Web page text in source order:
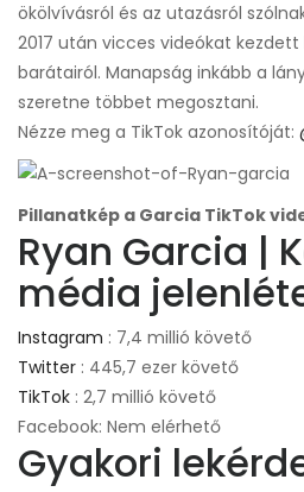
ökölvívásról és az utazásról
2017 után vicces videókat
barátairól. Manapság inkább a
szeretne többet megosztani.
Nézze meg a TikTok azonosítóját:
Pillanatkép a Garcia TikTok
Ryan Garcia |
média
Instagram : 7,4 millió követő
Twitter : 445,7 ezer követő
TikTok : 2,7 millió követő
Facebook: Nem elérhető
Gyakori